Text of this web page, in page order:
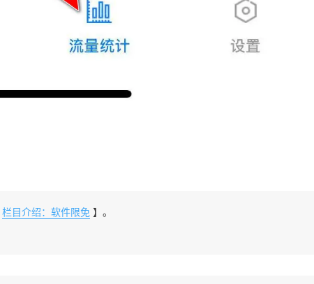
栏目介绍：软件限免 】。